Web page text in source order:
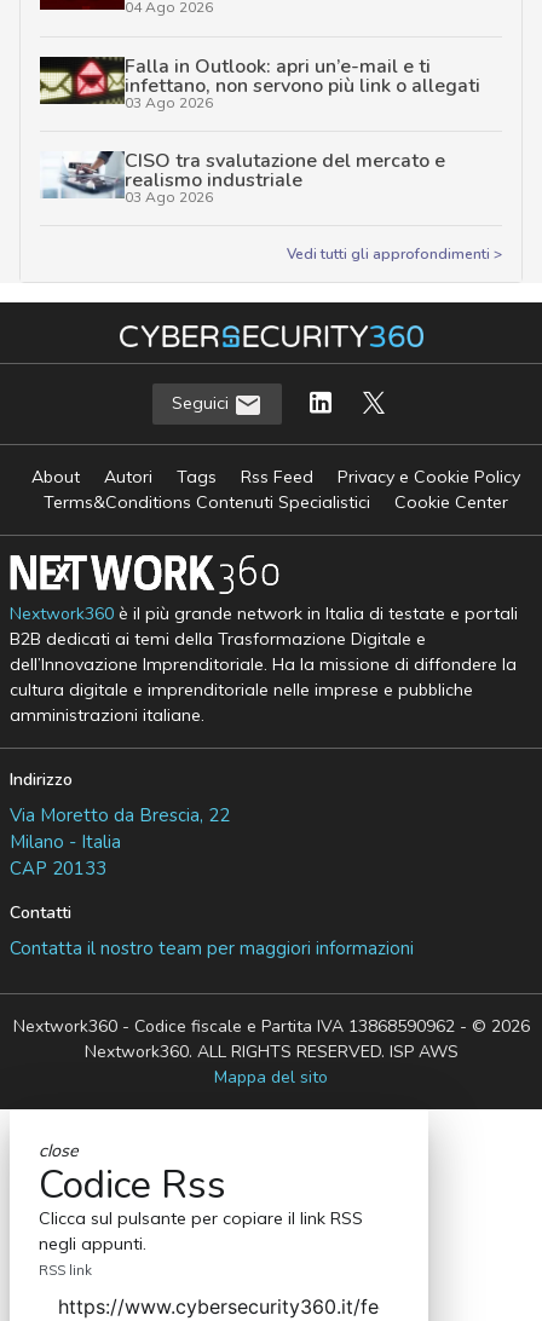
04 Ago 2026
Falla in Outlook: apri un’e-mail e ti
infettano, non servono più link o allegati
03 Ago 2026
CISO tra svalutazione del mercato e
realismo industriale
03 Ago 2026
Vedi tutti gli approfondimenti >
Seguici
About Autori Tags Rss Feed
Privacy e Cookie Policy
Terms&Conditions Contenuti Specialistici
Cookie Center
Nextwork360è il più grande network in Italia di testate e portali
B2B dedicati ai temi della Trasformazione Digitale e
dell’Innovazione Imprenditoriale. Ha la missione di diffondere la
cultura digitale e imprenditoriale nelle imprese e pubbliche
amministrazioni italiane.
Indirizzo
Via Moretto da Brescia, 22
Milano - Italia
CAP 20133
Contatti
Contatta il nostro team per maggiori informazioni
Nextwork360 - Codice fiscale e Partita IVA 13868590962 - © 2026
Nextwork360. ALL RIGHTS RESERVED. ISP AWS
Mappa del sito
close
Codice Rss
Clicca sul pulsante per copiare il link RSS
negli appunti.
RSS link